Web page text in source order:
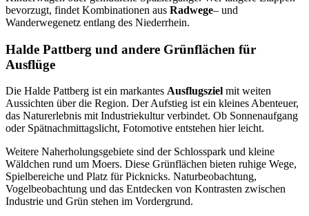
bevorzugt, findet Kombinationen aus Radwege– und
Wanderwegenetz entlang des Niederrhein.
Halde Pattberg und andere Grünflächen für
Ausflüge
Die Halde Pattberg ist ein markantes Ausflugsziel mit weiten
Aussichten über die Region. Der Aufstieg ist ein kleines Abenteuer,
das Naturerlebnis mit Industriekultur verbindet. Ob Sonnenaufgang
oder Spätnachmittagslicht, Fotomotive entstehen hier leicht.
Weitere Naherholungsgebiete sind der Schlosspark und kleine
Wäldchen rund um Moers. Diese Grünflächen bieten ruhige Wege,
Spielbereiche und Platz für Picknicks. Naturbeobachtung,
Vogelbeobachtung und das Entdecken von Kontrasten zwischen
Industrie und Grün stehen im Vordergrund.